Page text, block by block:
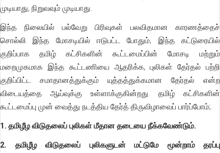
முடியாது, நிறுவவும் முடியாது.
இந்த நிலையில் பல்வேறு பிரிவுகள் பலவிதமான காரணத்தைச்
சொல்லி இந்த மோசடியில் ஈடுபட்ட போதும், இந்த கட்டுரையில்
குறிப்பாக தமிழ் கட்சிகளின் கூட்டமைப்பின் மோசடி மற்றும்
மறைமுகமாக இந்த கூட்டணியை ஆதரிக்க, புலிகள் தேர்தல் பற்றி
குறிப்பிட்ட சமாதானத்துக்கும் யுத்தத்துக்கமான தேர்தல் என்ற
விடையத்தை ஆய்வுக்கு உள்ளாக்குகின்றது. தமிழ் கட்சிகளின்
கூட்டமைப்பு முன் வைத்து நடத்திய தேர்த் திருவிழாவைப் பார்ப்போம்;.
1. தமிழீழ விடுதலைப் புலிகள் மீதான தடையை நீக்கவேண்டும்.
2. தமிழீழ விடுதலைப் புலிகளுடன் மட்டுமே மூன்றாம் தரப்பு